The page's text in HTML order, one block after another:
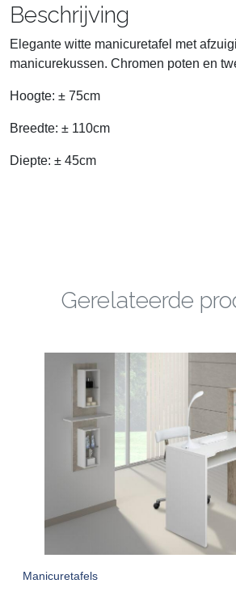
Beschrijving
Elegante witte manicuretafel met
manicurekussen. Chromen poten en
Hoogte: ± 75cm
Breedte: ± 110cm
Diepte: ± 45cm
Gerelateerde
Manicuretafels